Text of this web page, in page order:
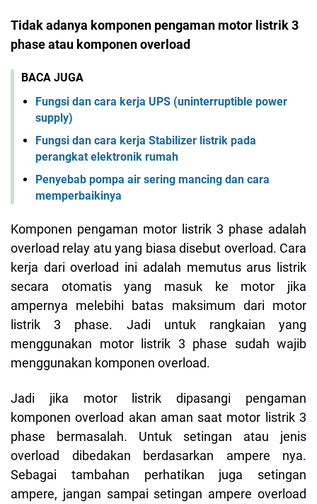
Tidak adanya komponen pengaman motor listrik 3
phase atau komponen overload
BACA JUGA
Fungsi dan cara kerja UPS (uninterruptible power
supply)
Fungsi dan cara kerja Stabilizer listrik pada
perangkat elektronik rumah
Penyebab pompa air sering mancing dan cara
memperbaikinya
Komponen pengaman motor listrik 3 phase adalah
overload relay atu yang biasa disebut overload. Cara
kerja dari overload ini adalah memutus arus listrik
secara otomatis yang masuk ke motor jika
ampernya melebihi batas maksimum dari motor
listrik 3 phase. Jadi untuk rangkaian yang
menggunakan motor listrik 3 phase sudah wajib
menggunakan komponen overload.
Jadi jika motor listrik dipasangi pengaman
komponen overload akan aman saat motor listrik 3
phase bermasalah. Untuk setingan atau jenis
overload dibedakan berdasarkan ampere nya.
Sebagai tambahan perhatikan juga setingan
ampere, jangan sampai setingan ampere overload